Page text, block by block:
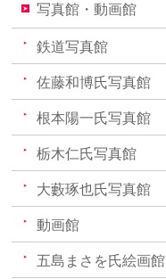
写真館・動画館
鉄道写真館
佐藤和博氏写真館
根本陽一氏写真館
栃木仁氏写真館
大藪琢也氏写真館
動画館
五島まさを氏絵画館